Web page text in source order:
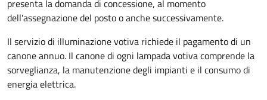
presenta la domanda di concessione, al momento
dell'assegnazione del posto o anche successivamente.
Il servizio di illuminazione votiva richiede il pagamento di un
canone annuo. Il canone di ogni lampada votiva comprende la
sorveglianza, la manutenzione degli impianti e il consumo di
energia elettrica.